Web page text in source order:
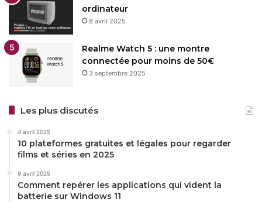
ordinateur
8 avril 2025
Realme Watch 5 : une montre
connectée pour moins de 50€
3 septembre 2025
Les plus discutés
4 avril 2025
10 plateformes gratuites et légales pour regarder
films et séries en 2025
9 avril 2025
Comment repérer les applications qui vident la
batterie sur Windows 11